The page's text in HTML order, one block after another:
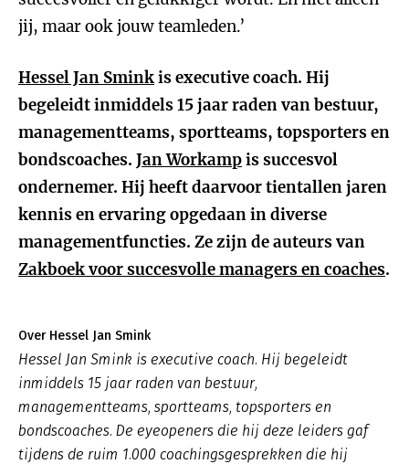
jij, maar ook jouw teamleden.’
Hessel Jan Sminkis executive coach. Hij
begeleidt inmiddels 15 jaar raden van bestuur,
managementteams, sportteams, topsporters en
bondscoaches. Jan Workampis succesvol
ondernemer. Hij heeft daarvoor tientallen jaren
kennis en ervaring opgedaan in diverse
managementfuncties. Ze zijn de auteurs van
Zakboek voor succesvolle managers en coaches.
Over Hessel Jan Smink
Hessel Jan Smink is executive coach. Hij begeleidt
inmiddels 15 jaar raden van bestuur,
managementteams, sportteams, topsporters en
bondscoaches. De eyeopeners die hij deze leiders gaf
tijdens de ruim 1.000 coachingsgesprekken die hij